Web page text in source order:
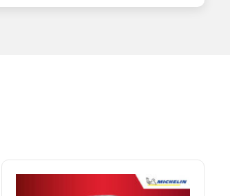
khô. Trong khi đó, nhiều dòng lốp